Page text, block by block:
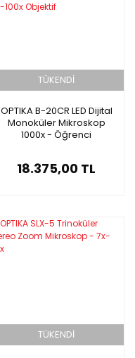
TÜKENDİ
OPTIKA B-20CR LED Dijital
Monoküler Mikroskop
1000x - Öğrenci
18.375,00 TL
TÜKENDİ